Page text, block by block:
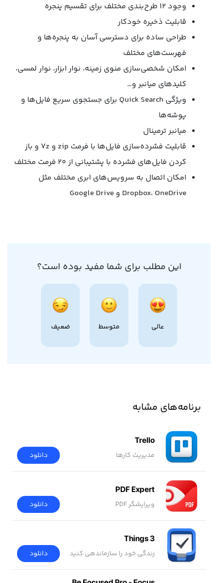
وجود ۱۲ طرح‌بندی مختلف برای تقسیم پنجره
قابلیت ذخیره خودکار
طراحی ساده برای دسترسی آسان به پنجره‌ها و
فهرست‌های مختلف
امکان شخصی‌سازی منوی زمینه، نوار ابزار، نوار لمسی،
کلیدهای میانبر و…
ویژگی Quick Search برای جستجوی سریع فایل‌ها و
پوشه‌ها
میانبر ترمینال
قابلیت فشرده‌سازی فایل‌ها با فرمت zip و 7z و باز
کردن فایل‌های فشرده با پشتیبانی از ۲۰ فرمت مختلف
امکان اتصال به سرویس‌های ابری مختلف مثل
Dropbox، OneDrive و Google Drive
این مطلب برای شما مفید بوده است؟
عالی متوسط ضعیف
برنامه‌های مشابه
Trello
مدیریت کارها دانلود
PDF Expert
ویرایشگر PDF دانلود
Things 3
زندگی خود را سازماندهی کنید دانلود